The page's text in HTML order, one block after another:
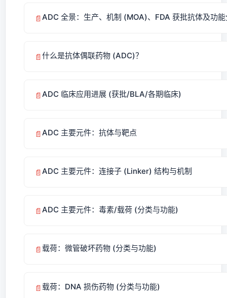
📄ADC 全景：生产、机制 (MOA)、FDA 获批抗体及功
📄什么是抗体偶联药物 (ADC)？
📄ADC 临床应用进展 (获批/BLA/各期临床)
📄ADC 主要元件：抗体与靶点
📄ADC 主要元件：连接子 (Linker) 结构与机制
📄ADC 主要元件：毒素/载荷 (分类与功能)
📄载荷：微管破坏药物 (分类与功能)
📄载荷：DNA 损伤药物 (分类与功能)